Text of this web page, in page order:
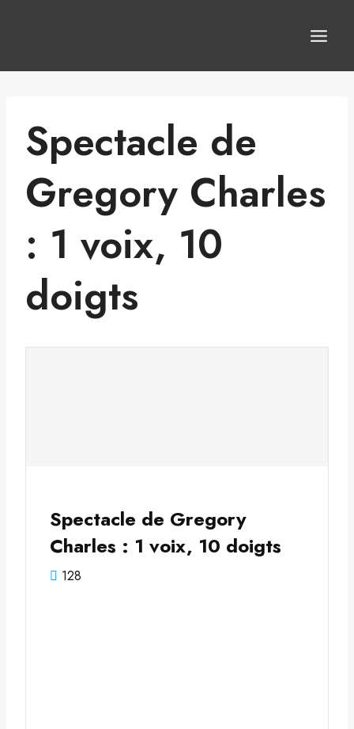
Spectacle de
Gregory Charles
: 1 voix, 10
doigts
Spectacle de Gregory
Charles : 1 voix, 10 doigts
128